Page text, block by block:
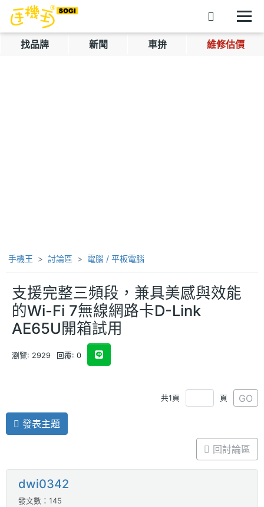
找品牌 新聞 車拚 維修估價
手機王 討論區 電腦 / 平板電腦
支援完整三頻段，兼具美感與效能
的Wi-Fi 7無線網路卡D-Link
AE65U開箱試用
瀏覽: 2929 回覆: 0
共1頁 頁 GO
發表主題
回討論區
dwi0342
發文數：145